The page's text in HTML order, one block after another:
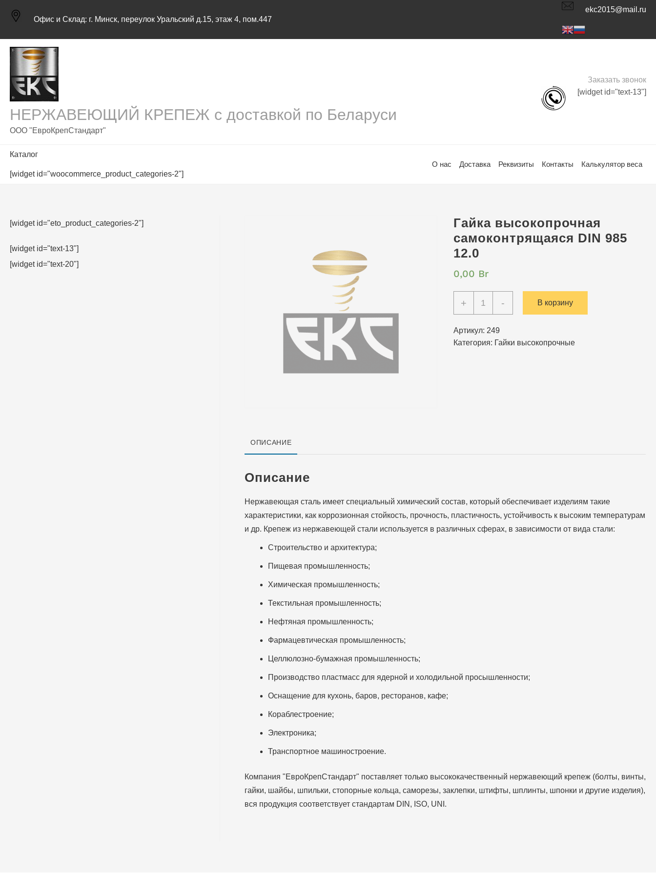
Офис и Склад: г. Минск, переулок Уральский д.15, этаж 4, пом.447
ekc2015@mail.ru
НЕРЖАВЕЮЩИЙ КРЕПЕЖ с доставкой по Беларуси
ООО "ЕвроКрепСтандарт"
Заказать звонок
[widget id="text-13"]
Каталог
[widget id="woocommerce_product_categories-2"]
О нас Доставка Реквизиты Контакты Калькулятор веса
Гайка высокопрочная
самоконтрящаяся DIN 985
12.0
0,00 Br
+
Количество
Гайка
высокопрочная
самоконтрящаяся
- В корзину
Артикул: 249
Категория: Гайки высокопрочные
ОПИСАНИЕ
Описание
Нержавеющая сталь имеет специальный химический состав, который обеспечивает изделиям такие
характеристики, как коррозионная стойкость, прочность, пластичность, устойчивость к высоким температурам
и др. Крепеж из нержавеющей стали используется в различных сферах, в зависимости от вида стали:
Строительство и архитектура;
Пищевая промышленность;
Химическая промышленность;
Текстильная промышленность;
Нефтяная промышленность;
Фармацевтическая промышленность;
Целлюлозно-бумажная промышленность;
Производство пластмасс для ядерной и холодильной просышленности;
Оснащение для кухонь, баров, ресторанов, кафе;
Кораблестроение;
Электроника;
Транспортное машиностроение.
Компания "ЕвроКрепСтандарт" поставляет только высококачественный нержавеющий крепеж (болты, винты,
гайки, шайбы, шпильки, стопорные кольца, саморезы, заклепки, штифты, шплинты, шпонки и другие изделия),
вся продукция соответствует стандартам DIN, ISO, UNI.
[widget id="eto_product_categories-2"]
[widget id="text-13"]
[widget id="text-20"]